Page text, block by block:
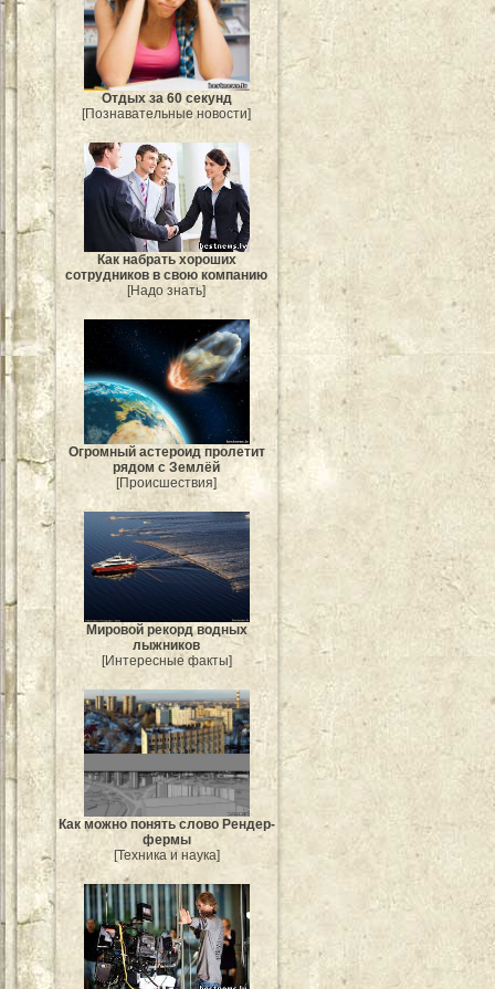
Отдых за 60 секунд
[Познавательные новости]
Как набрать хороших
сотрудников в свою компанию
[Надо знать]
Огромный астероид пролетит
рядом с Землёй
[Происшествия]
Мировой рекорд водных
лыжников
[Интересные факты]
Как можно понять слово Рендер-
фермы
[Техника и наука]